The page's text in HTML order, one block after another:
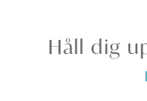
Håll dig